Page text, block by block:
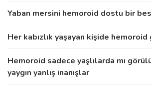
Yaban mersini hemoroid dostu bir
Her kabızlık yaşayan kişide
Hemoroid sadece yaşlılarda mı
yaygın yanlış inanışlar